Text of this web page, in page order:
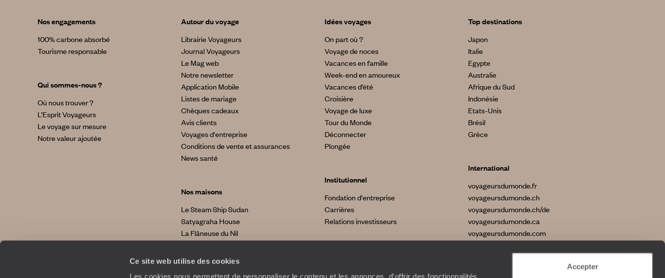
Ce site web utilise des cookies
Accepter
Nos engagements
100% carbone absorbé
Tourisme responsable
Qui sommes-nous ?
Où nous trouver ?
L’Esprit Voyageurs
Le voyage sur mesure
Notre valeur ajoutée
Autour du voyage
Librairie Voyageurs
Journal Voyageurs
Le Mag web
Notre newsletter
Application Mobile
Listes de mariage
Chèques cadeaux
Avis clients
Voyages d'entreprise
Conditions de vente et assurances
News santé
Nos maisons
Le Steam Ship Sudan
Satyagraha House
La Flâneuse du Nil
La Villa Bahia
Idées voyages
On part où ?
Voyage de noces
Vacances en famille
Week-end en amoureux
Vacances d’été
Croisière
Voyage de luxe
Tour du Monde
Déconnecter
Plongée
Institutionnel
Fondation d'entreprise
Carrières
Relations investisseurs
Top destinations
Japon
Italie
Egypte
Australie
Afrique du Sud
Indonésie
Etats-Unis
Brésil
Grèce
International
voyageursdumonde.fr
voyageursdumonde.ch
voyageursdumonde.ch/de
voyageursdumonde.ca
voyageursdumonde.com
originaldiving.com